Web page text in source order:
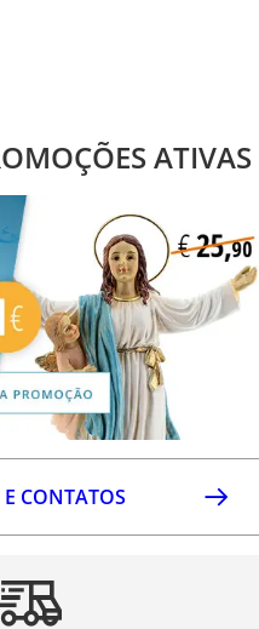
ATIVAS
CONTATOS